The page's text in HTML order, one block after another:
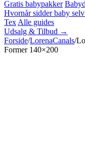
Gratis babypakker
Hvornår sidder baby
Tex Alle guides
Udsalg & Tilbud →
Forside/LorenaCanals/
Former 140×200